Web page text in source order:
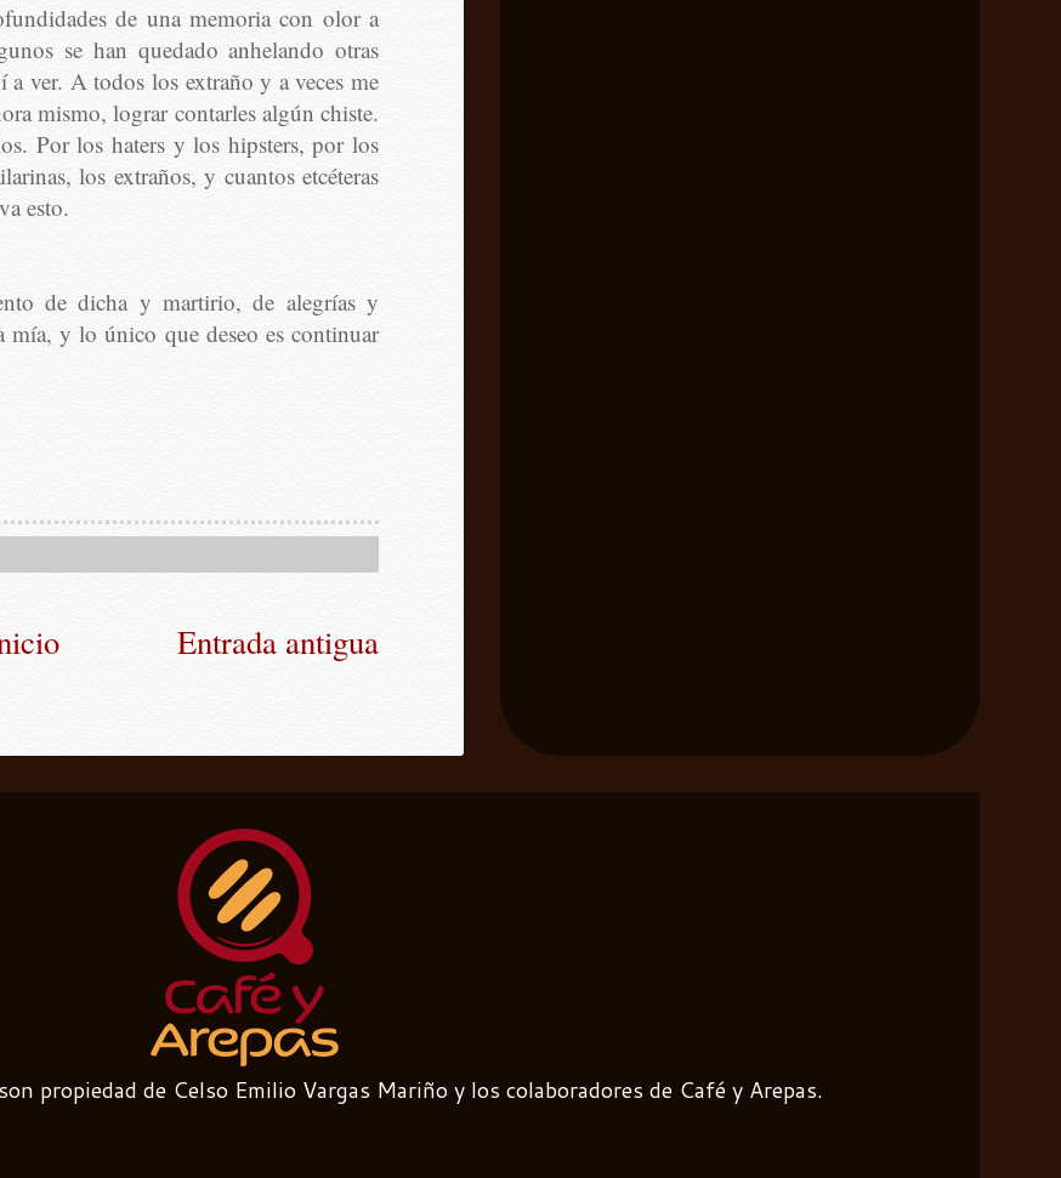
de una memoria con olor a
se han quedado anhelando otras
ver. A todos los extraño y a veces me
mismo, lograr contarles algún chiste.
Por los haters y los hipsters, por los
los extraños, y cuantos etcéteras
esto.
de dicha y martirio, de alegrías y
mía, y lo único que deseo es continuar
Entrada antigua
propiedad de Celso Emilio Vargas Mariño y los colaboradores de Café y Arepas.